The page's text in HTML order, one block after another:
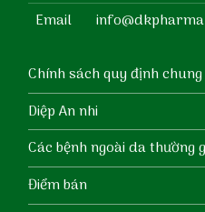
Email
Chính sách quy định chung
Diệp An nhi
Các bệnh ngoài da thường
Điểm bán